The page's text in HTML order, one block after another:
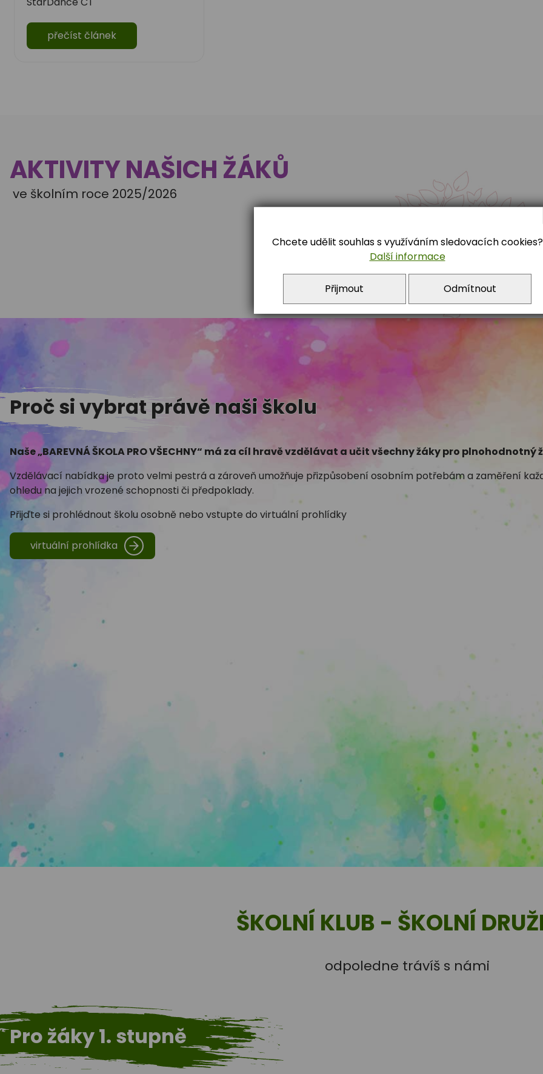
přečíst článek
AKTIVITY NAŠICH ŽÁKŮ
ve školním roce 2025/2026
Den plný soutěží v
více akcí našich žáků
Proč si vybrat právě naši školu
Naše „BAREVNÁ ŠKOLA PRO VŠECHNY“ má za cíl hravě vzdělávat a učit všechny žáky pro
Vzdělávací nabídka je proto velmi pestrá a zároveň umožňuje přizpůsobení osobním potřebám a zaměření
ohledu na jejich vrozené schopnosti či předpoklady.
Přijďte si prohlédnout školu osobně nebo vstupte do virtuální prohlídky
virtuální prohlídka
počítačové učebny, 3D tiskárny - žáci se učí programovat a
tisknout ve 3D.
Odborné
Učíš se v
ŠKOLNÍ KLUB - ŠKOLNÍ
odpoledne trávíš s námi
Pro žáky 1. stupně
Chcete udělit souhlas s využíváním sledovacích cookies?
Další informace
Přijmout Odmítnout